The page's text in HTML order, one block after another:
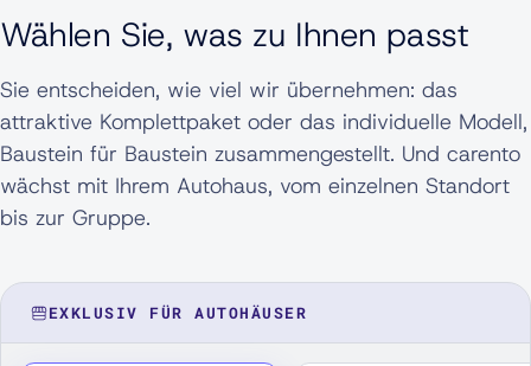
Wählen Sie, was zu Ihnen passt
Sie entscheiden, wie viel wir übernehmen: das
attraktive Komplettpaket oder das individuelle Modell,
Baustein für Baustein zusammengestellt. Und carento
wächst mit Ihrem Autohaus, vom einzelnen Standort
bis zur Gruppe.
EXKLUSIV FÜR AUTOHÄUSER